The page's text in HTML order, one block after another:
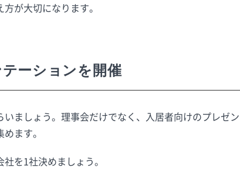
が大切になります。
ーションを開催
ましょう。理事会だけでなく、入居者向けのプレゼン
ます。
を1社決めましょう。